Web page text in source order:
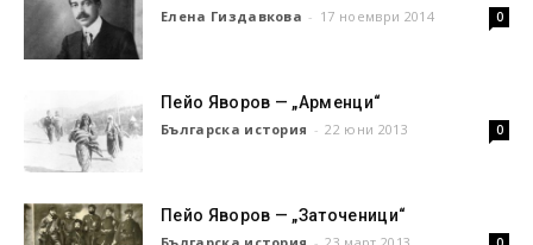
Елена Гиздавкова - 17 ноември 2014 0
Пейо Яворов — „Арменци“
Българска история - 22 юни 2013 0
Пейо Яворов — „Заточеници“